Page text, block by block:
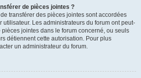
de pièces jointes ?
transférer des pièces jointes sont accordées
utilisateur. Les administrateurs du forum ont peut-
jointes dans le forum concerné, ou seuls
détiennent cette autorisation. Pour plus
un administrateur du forum.